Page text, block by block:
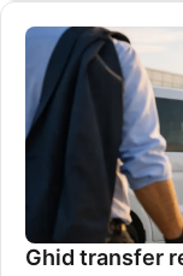
Ghid transfer